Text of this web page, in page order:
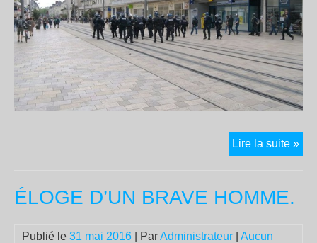
Lire la suite »Loi
ÉLOGE D’UN BRAVE HOMME.
Publié le 31 mai 2016 | ParAdministrateur
Aucun